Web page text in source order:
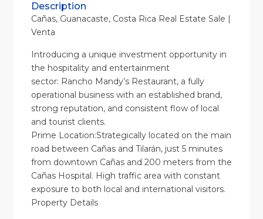
Description
Cañas, Guanacaste, Costa Rica Real Estate Sale |
Venta
Introducing a unique investment opportunity in
the hospitality and entertainment
sector: Rancho Mandy’s Restaurant, a fully
operational business with an established brand,
strong reputation, and consistent flow of local
and tourist clients.
Prime Location:Strategically located on the main
road between Cañas and Tilarán, just 5 minutes
from downtown Cañas and 200 meters from the
Cañas Hospital. High traffic area with constant
exposure to both local and international visitors.
Property Details